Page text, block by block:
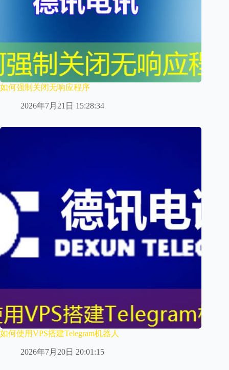
如何强制关闭无响应程序
2026年7月21日 15:28:34
如何使用VPS搭建Telegram机器人
2026年7月20日 20:01:15